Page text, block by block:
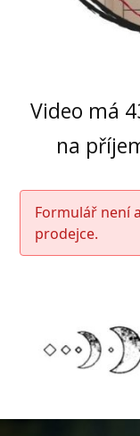
Video má
na
Formulář není
prodejce.